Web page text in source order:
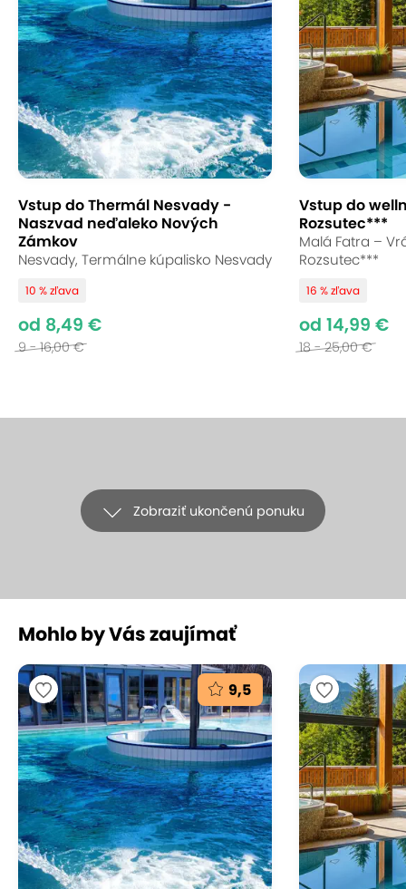
Vstup do Thermál Nesvady -
Naszvad neďaleko Nových
Zámkov
Nesvady, Termálne kúpalisko Nesvady
10 % zľava
od 8,49 €
9 - 16,00 €
Vstup do
Rozsutec***
Malá Fatra –
Rozsutec***
16 % zľava
od 14,99 €
18 - 25,00 €
Zobraziť ukončenú ponuku
+26
NARODENINY: Dovolenka v hoteli
Smokovec*** pri lanovke
na Hrebienok
Hotel Smokovec ***, Vysoké Tatry - Starý Smokovec (mapa)
8.8Veľmi dobré hodnotenie
Sadnite na lanovku pri známom hoteli
Smokovec***, vyvezie vás rovno na Hrebienok ku
Ľadovému Dómu alebo si užite lyžovačku či
Mohlo by Vás zaujímať
9,5